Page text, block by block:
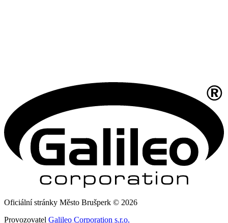
Oficiální stránky Město Brušperk © 2026
Provozovatel Galileo Corporation s.r.o.